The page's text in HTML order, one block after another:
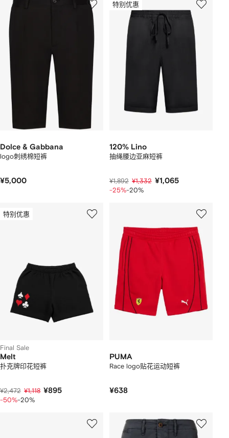
Dolce & Gabbana
logo刺绣棉短裤
¥5,000
特别优惠
120% Lino
抽绳腰边亚麻短裤
¥1,892 ¥1,332 ¥1,065
-25%-20%
特别优惠
Final Sale
Melt
扑克牌印花短裤
¥2,472 ¥1,118 ¥895
-50%-20%
PUMA
Race logo贴花运动短裤
¥638